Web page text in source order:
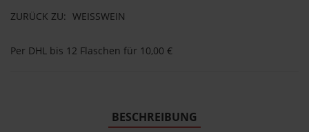
ZURÜCK ZU: WEISSWEIN
Per DHL bis 12 Flaschen für 10,00 €
BESCHREIBUNG